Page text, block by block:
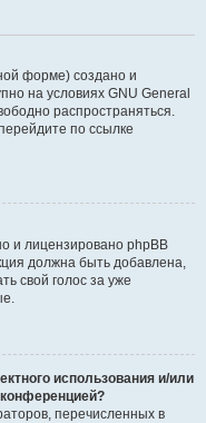
форме) создано и
на условиях GNU General
распространяться.
по ссылке
и лицензировано phpBB
должна быть добавлена,
свой голос за уже
использования и/или
перечисленных в